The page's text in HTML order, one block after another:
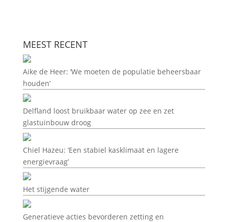
MEEST RECENT
Aike de Heer: ‘We moeten de populatie beheersbaar
houden’
Delfland loost bruikbaar water op zee en zet
glastuinbouw droog
Chiel Hazeu: ‘Een stabiel kasklimaat en lagere
energievraag’
Het stijgende water
Generatieve acties bevorderen zetting en